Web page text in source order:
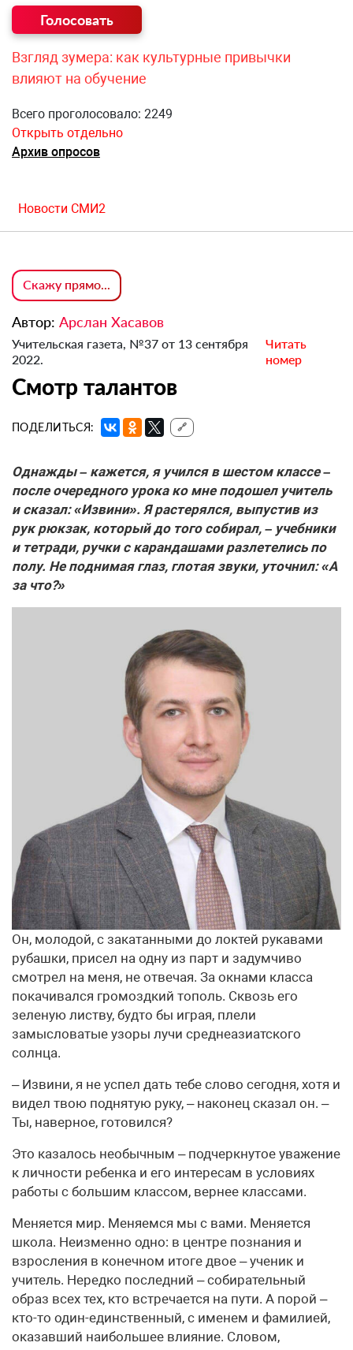
Взгляд зумера: как культурные привычки
влияют на обучение
Всего проголосовало: 2249
Открыть отдельно
Архив опросов
Новости СМИ2
Скажу прямо...
Автор: Арслан Хасавов
Учительская газета, №37 от 13 сентября
2022.
Читать
номер
Смотр талантов
ПОДЕЛИТЬСЯ: 🔗
Однажды – кажется, я учился в шестом классе –
после очередного урока ко мне подошел учитель
и сказал: «Извини». Я растерялся, выпустив из
рук рюкзак, который до того собирал, – учебники
и тетради, ручки с карандашами разлетелись по
полу. Не поднимая глаз, глотая звуки, уточнил: «А
за что?»
Он, молодой, с закатанными до локтей рукавами
рубашки, присел на одну из парт и задумчиво
смотрел на меня, не отвечая. За окнами класса
покачивался громоздкий тополь. Сквозь его
зеленую листву, будто бы играя, плели
замысловатые узоры лучи средне­азиатского
солнца.
– Извини, я не успел дать тебе слово сегодня, хотя и
видел твою поднятую руку, – наконец сказал он. –
Ты, наверное, готовился?
Это казалось необычным – подчеркнутое уважение
к личности ребенка и его интересам в условиях
работы с большим классом, вернее классами.
Меняется мир. Меняемся мы с вами. Меняется
школа. Неизменно одно: в центре познания и
взросления в конечном итоге двое – ученик и
учитель. Нередко последний – собирательный
образ всех тех, кто встречается на пути. А порой –
кто-то один-единственный, с именем и фамилией,
оказавший наибольшее влияние. Словом,